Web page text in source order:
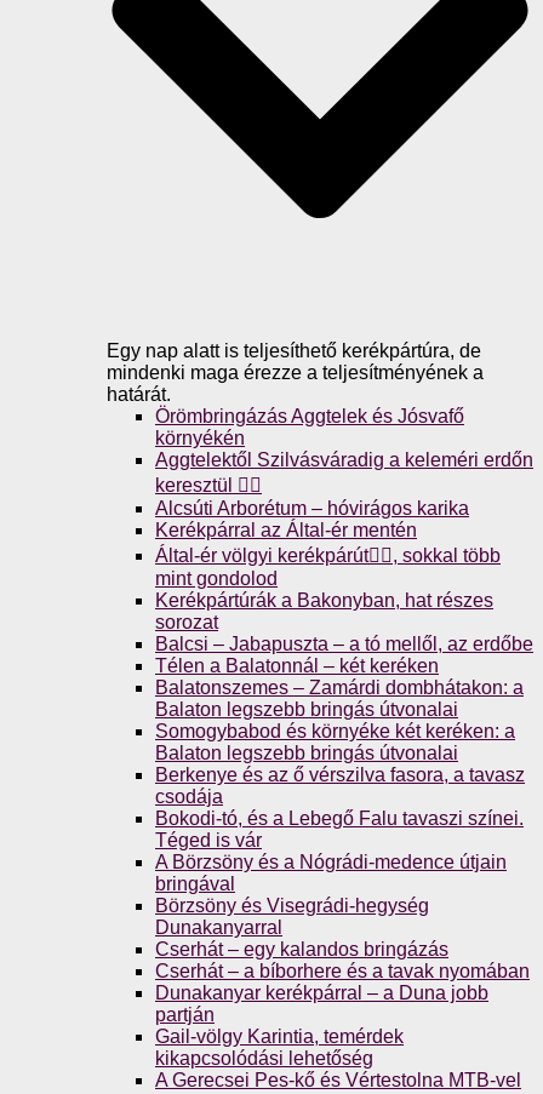
Egy nap alatt is teljesíthető kerékpártúra, de
mindenki maga érezze a teljesítményének a
határát.
Örömbringázás Aggtelek és Jósvafő
környékén
Aggtelektől Szilvásváradig a keleméri erdőn
keresztül 🚴‍♀️
Alcsúti Arborétum – hóvirágos karika
Kerékpárral az Által-ér mentén
Által-ér völgyi kerékpárút🚴‍♀️, sokkal több
mint gondolod
Kerékpártúrák a Bakonyban, hat részes
sorozat
Balcsi – Jabapuszta – a tó mellől, az erdőbe
Télen a Balatonnál – két keréken
Balatonszemes – Zamárdi dombhátakon: a
Balaton legszebb bringás útvonalai
Somogybabod és környéke két keréken: a
Balaton legszebb bringás útvonalai
Berkenye és az ő vérszilva fasora, a tavasz
csodája
Bokodi-tó, és a Lebegő Falu tavaszi színei.
Téged is vár
A Börzsöny és a Nógrádi-medence útjain
bringával
Börzsöny és Visegrádi-hegység
Dunakanyarral
Cserhát – egy kalandos bringázás
Cserhát – a bíborhere és a tavak nyomában
Dunakanyar kerékpárral – a Duna jobb
partján
Gail-völgy Karintia, temérdek
kikapcsolódási lehetőség
A Gerecsei Pes-kő és Vértestolna MTB-vel